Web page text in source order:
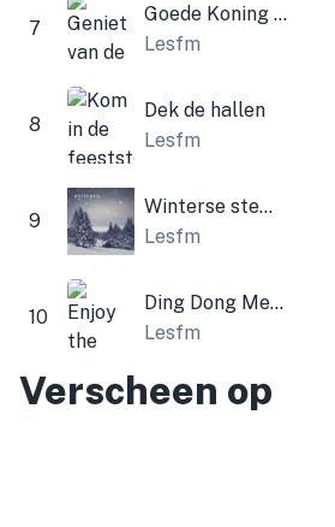
7
Goede Koning Wenceslas (Kerstklokken)
Lesfm
8
Dek de hallen
Lesfm
9
Winterse stemming
Lesfm
10
Ding Dong Merrily on High (Kerstklokken)
Lesfm
Verscheen op